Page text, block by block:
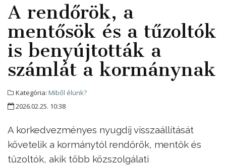
A rendőrök, a
mentősök és a tűzoltók
is benyújtották a
számlát a kormánynak
Kategória: Miből élünk?
2026.02.25. 10:38
A korkedvezményes nyugdíj visszaállítását
követelik a kormánytól rendőrök, mentők és
tűzoltók, akik több közszolgálati